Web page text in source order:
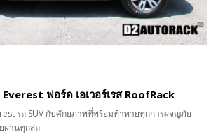
ฟอร์ด เอเวอร์เรส RoofRack
รถ SUV กับศักยภาพที่พร้อมท้าทายทุกการผจญภัย
ผ่านทุกสถ..